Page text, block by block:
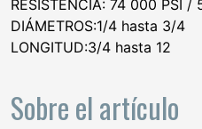
RESISTENCIA: 74 000 PSI /
DIÁMETROS:1/4 hasta 3/4
LONGITUD:3/4 hasta 12
Sobre el artículo